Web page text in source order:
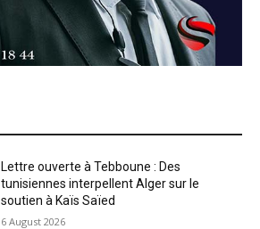
Lettre ouverte à Tebboune : Des
tunisiennes interpellent Alger sur le
soutien à Kaïs Saïed
6 August 2026